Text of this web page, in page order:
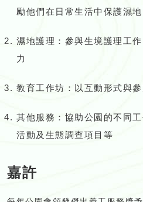
勵他們在日常生活中保護濕地
濕地護理：參與生境護理工
力
教育工作坊：以互動形式與
其他服務：協助公園的不同
活動及生態調查項目等
嘉許